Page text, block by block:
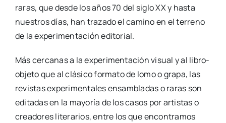
raras, que des­de los años 70 del siglo XX y has­ta
nues­tros días, han tra­za­do el camino en el terreno
de la expe­ri­men­ta­ción edi­to­rial.
Más cer­ca­nas a la expe­ri­men­ta­ción visual y al libro-
obje­­to que al clá­si­co for­ma­to de lomo o gra­pa, las
revis­tas expe­ri­men­ta­les ensam­bla­das o raras son
edi­ta­das en la mayo­ría de los casos por artis­tas o
crea­do­res lite­ra­rios, entre los que encon­tra­mos